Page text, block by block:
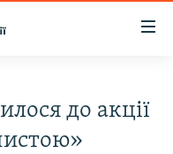
до акції